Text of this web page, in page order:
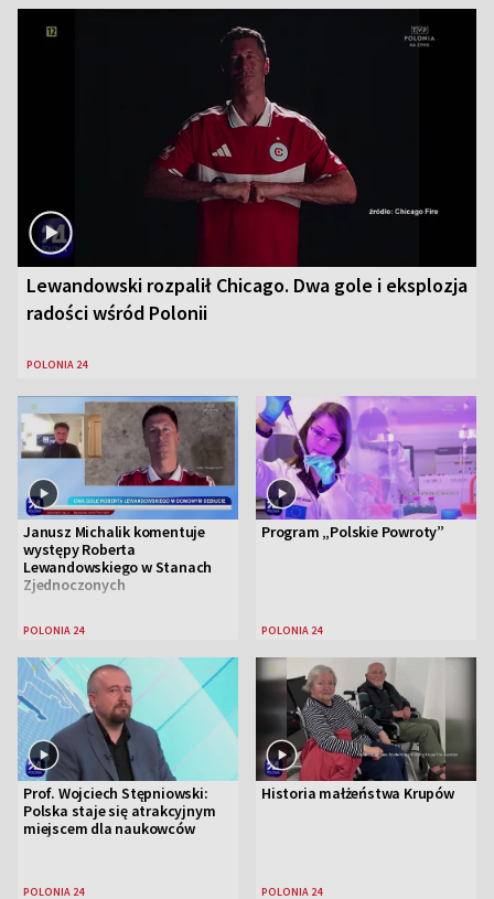
Lewandowski rozpalił Chicago. Dwa gole i eksplozja
radości wśród Polonii
POLONIA 24
Janusz Michalik komentuje
występy Roberta
Lewandowskiego w Stanach
Zjednoczonych
POLONIA 24
Program „Polskie Powroty”
POLONIA 24
Prof. Wojciech Stępniowski:
Polska staje się atrakcyjnym
miejscem dla naukowców
POLONIA 24
Historia małżeństwa Krupów
POLONIA 24